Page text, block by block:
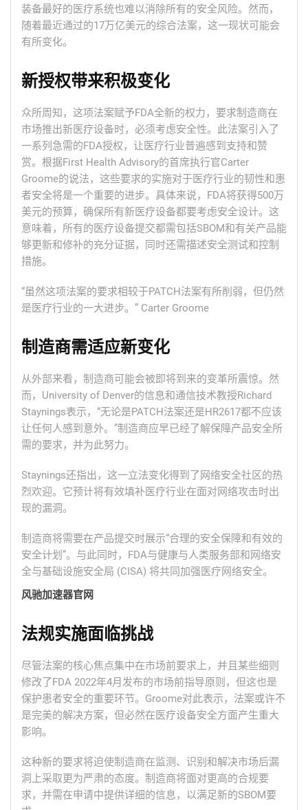
装备最好的医疗系统也难以消除所有的安全风险。然而，
随着最近通过的17万亿美元的综合法案，这一现状可能会
有所变化。
新授权带来积极变化
众所周知，这项法案赋予FDA全新的权力，要求制造商在
市场推出新医疗设备时，必须考虑安全性。此法案引入了
一系列急需的FDA授权，让医疗行业普遍感到支持和赞
赏。根据First Health Advisory的首席执行官Carter
Groome的说法，这些要求的实施对于医疗行业的韧性和患
者安全将是一个重要的进步。具体来说，FDA将获得500万
美元的预算，确保所有新医疗设备都要考虑安全设计。这
意味着，所有的医疗设备提交都需包括SBOM和有关产品能
够更新和修补的充分证据，同时还需描述安全测试和控制
措施。
“虽然这项法案的要求相较于PATCH法案有所削弱，但仍然
是医疗行业的一大进步。” Carter Groome
制造商需适应新变化
从外部来看，制造商可能会被即将到来的变革所震惊。然
而，University of Denver的信息和通信技术教授Richard
Staynings表示，“无论是PATCH法案还是HR2617都不应该
让任何人感到意外。”制造商应早已经了解保障产品安全所
需的要求，并为此努力。
Staynings还指出，这一立法变化得到了网络安全社区的热
烈欢迎。它预计将有效填补医疗行业在面对网络攻击时出
现的漏洞。
制造商将需要在产品提交时展示“合理的安全保障和有效的
安全计划”。与此同时，FDA与健康与人类服务部和网络安
全与基础设施安全局 (CISA) 将共同加强医疗网络安全。
风驰加速器官网
法规实施面临挑战
尽管法案的核心焦点集中在市场前要求上，并且某些细则
修改了FDA 2022年4月发布的市场前指导原则，但这也是
保护患者安全的重要环节。Groome对此表示，法案或许不
是完美的解决方案，但必然在医疗设备安全方面产生重大
影响。
这种新的要求将迫使制造商在监测、识别和解决市场后漏
洞上采取更为严肃的态度。制造商将面对更高的合规要
求，并需在申请中提供详细的信息，以满足新的SBOM要